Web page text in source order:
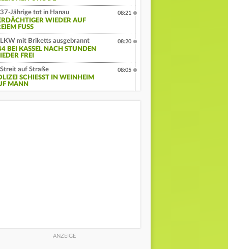
37-Jährige tot in Hanau
WIEDER AUF
FUSS
08:21
LKW mit Briketts ausgebrannt
BEI KASSEL NACH STUNDEN
FREI
08:20
Streit auf Straße
SCHIESST IN WEINHEIM A
MANN
08:05